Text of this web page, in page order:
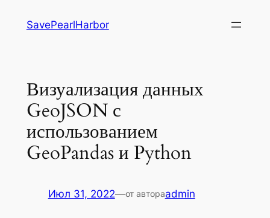
SavePearlHarbor
Визуализация данных
GeoJSON с
использованием
GeoPandas и Python
Июл 31, 2022—от автораadmin